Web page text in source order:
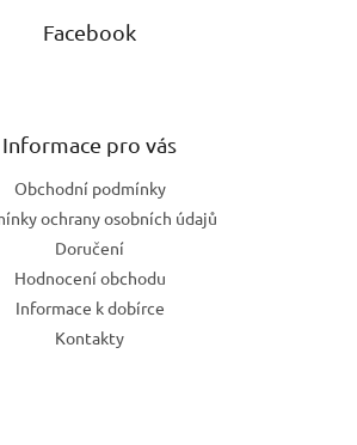
Facebook
Informace pro vás
Obchodní podmínky
ochrany osobních údajů
Doručení
Hodnocení obchodu
Informace k dobírce
Kontakty